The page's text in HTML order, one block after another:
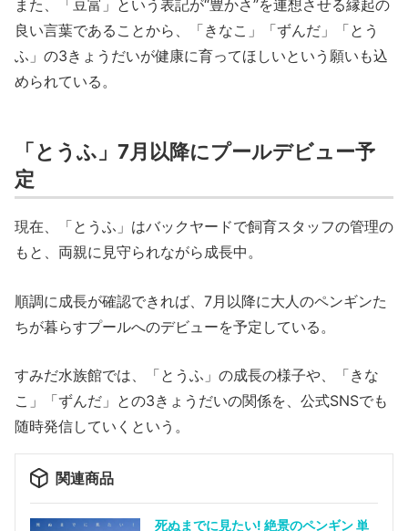
また、「豆富」という表記が“豊かさ”を連想させる縁起の
良い言葉であることから、「きなこ」「ずんだ」「とう
ふ」の3きょうだいが健康に育ってほしいという願いも込
められている。
「とうふ」7月以降にプールデビュー予
定
現在、「とうふ」はバックヤードで飼育スタッフの管理の
もと、両親に見守られながら成長中。
順調に成長が確認できれば、7月以降に大人のペンギンた
ちが暮らすプールへのデビューを予定している。
すみだ水族館では、「とうふ」の成長の様子や、「きな
こ」「ずんだ」との3きょうだいの関係を、公式SNSでも
随時発信していくという。
関連商品
死ぬまでに見たい! 絶景のペンギン 単